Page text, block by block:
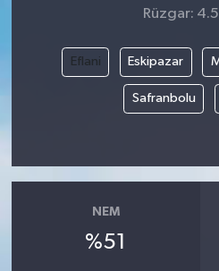
Rüzgar:
Eflani Eskipazar
Safranbolu
NEM
%51